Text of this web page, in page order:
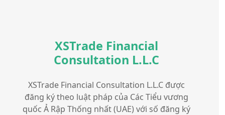
XSTrade Financial
Consultation L.L.C
XSTrade Financial Consultation L.L.C được
đăng ký theo luật pháp của Các Tiểu vương
quốc Ả Rập Thống nhất (UAE) với số đăng ký